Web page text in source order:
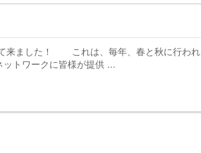
来ました！ これは、毎年、春と秋に行われ
トワークに皆様が提供 ...